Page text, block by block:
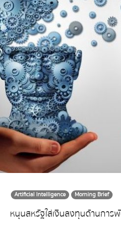
Artificial Intelligence Morning Brief
หนุนสหรัฐใส่เงินลงทุนด้านการ